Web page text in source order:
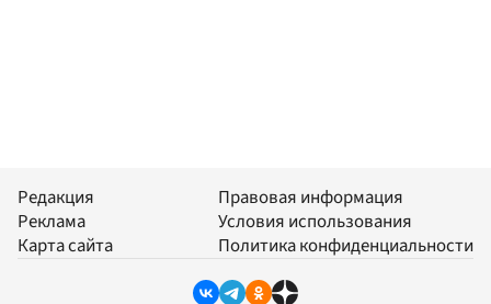
Редакция
Реклама
Карта сайта
Правовая информация
Условия использования
Политика конфиденциальности